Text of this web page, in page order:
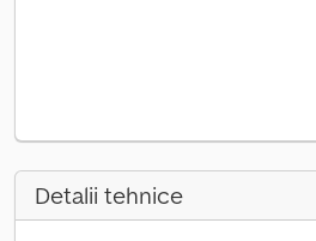
Detalii tehnice